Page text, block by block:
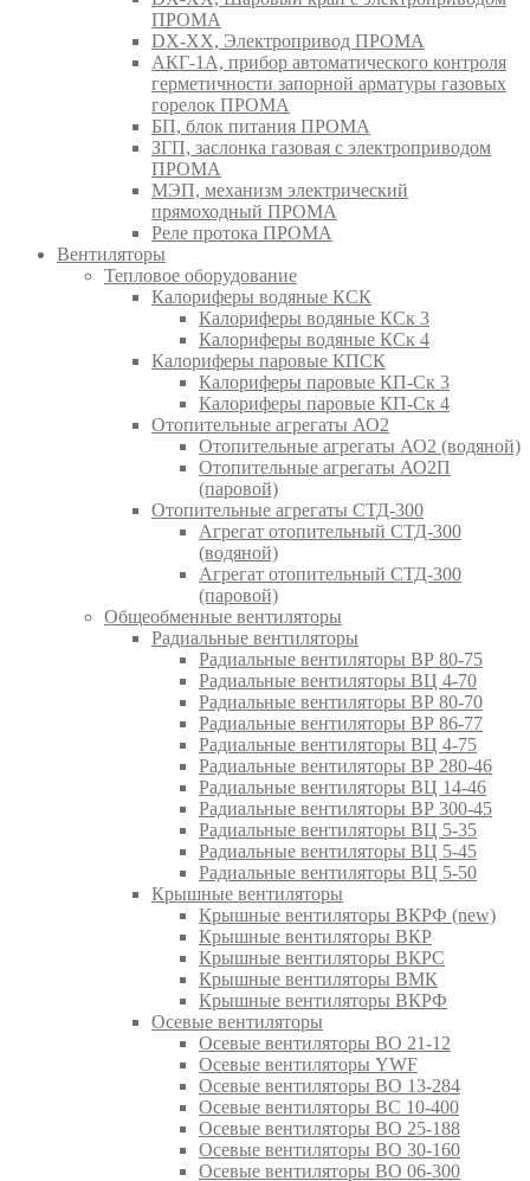
ПРОМА
DX-XX, Электропривод ПРОМА
АКГ-1А, прибор автоматического контроля
герметичности запорной арматуры газовых
горелок ПРОМА
БП, блок питания ПРОМА
ЗГП, заслонка газовая с электроприводом
ПРОМА
МЭП, механизм электрический
прямоходный ПРОМА
Реле протока ПРОМА
Вентиляторы
Тепловое оборудование
Калориферы водяные КСК
Калориферы водяные КСк 3
Калориферы водяные КСк 4
Калориферы паровые КПСК
Калориферы паровые КП-Ск 3
Калориферы паровые КП-Ск 4
Отопительные агрегаты АО2
Отопительные агрегаты АО2 (водяной)
Отопительные агрегаты АО2П
(паровой)
Отопительные агрегаты СТД-300
Агрегат отопительный СТД-300
(водяной)
Агрегат отопительный СТД-300
(паровой)
Общеобменные вентиляторы
Радиальные вентиляторы
Радиальные вентиляторы ВР 80-75
Радиальные вентиляторы ВЦ 4-70
Радиальные вентиляторы ВР 80-70
Радиальные вентиляторы ВР 86-77
Радиальные вентиляторы ВЦ 4-75
Радиальные вентиляторы ВР 280-46
Радиальные вентиляторы ВЦ 14-46
Радиальные вентиляторы ВР 300-45
Радиальные вентиляторы ВЦ 5-35
Радиальные вентиляторы ВЦ 5-45
Радиальные вентиляторы ВЦ 5-50
Крышные вентиляторы
Крышные вентиляторы ВКРФ (new)
Крышные вентиляторы ВКР
Крышные вентиляторы ВКРС
Крышные вентиляторы ВМК
Крышные вентиляторы ВКРФ
Осевые вентиляторы
Осевые вентиляторы ВО 21-12
Осевые вентиляторы YWF
Осевые вентиляторы ВО 13-284
Осевые вентиляторы ВС 10-400
Осевые вентиляторы ВО 25-188
Осевые вентиляторы ВО 30-160
Осевые вентиляторы ВО 06-300